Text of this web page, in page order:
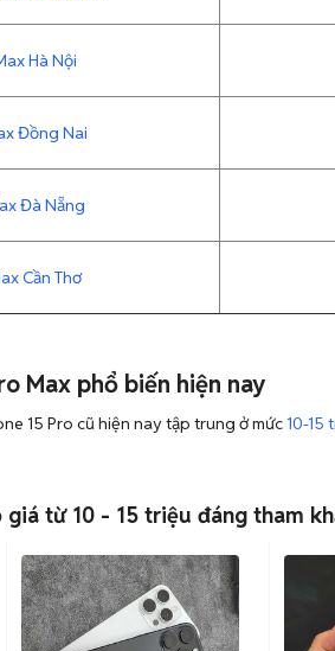
Hà Nội
Đồng Nai
Đà Nẵng
Cần Thơ
Max phổ biến hiện nay
15 Pro cũ hiện nay tập trung ở mức10-15
giá từ 10 - 15 triệu đáng tham